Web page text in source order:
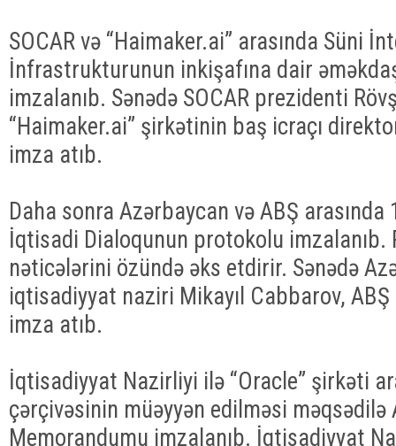
SOCAR və “Haimaker.ai” arasında Süni
İnfrastrukturunun inkişafına dair
imzalanıb. Sənədə SOCAR prezidenti
“Haimaker.ai” şirkətinin baş icraçı
imza atıb.
Daha sonra Azərbaycan və ABŞ
İqtisadi Dialoqunun protokolu imzalanıb.
nəticələrini özündə əks etdirir. Sənədə
iqtisadiyyat naziri Mikayıl Cabbarov,
imza atıb.
İqtisadiyyat Nazirliyi ilə “Oracle” şirkəti
çərçivəsinin müəyyən edilməsi məqsədilə
Memorandumu imzalanıb. İqtisadiyyat